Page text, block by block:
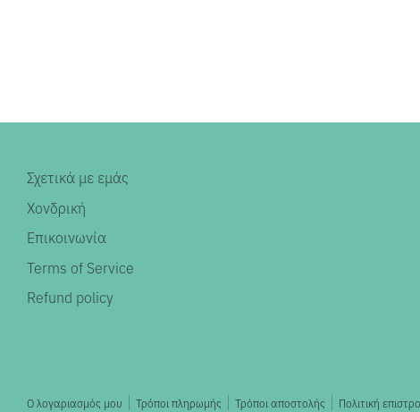
Σχετικά με εμάς
Χονδρική
Επικοινωνία
Terms of Service
Refund policy
Ο λογαριασμός μου Τρόποι πληρωμής Τρόποι αποστολής Πολιτική